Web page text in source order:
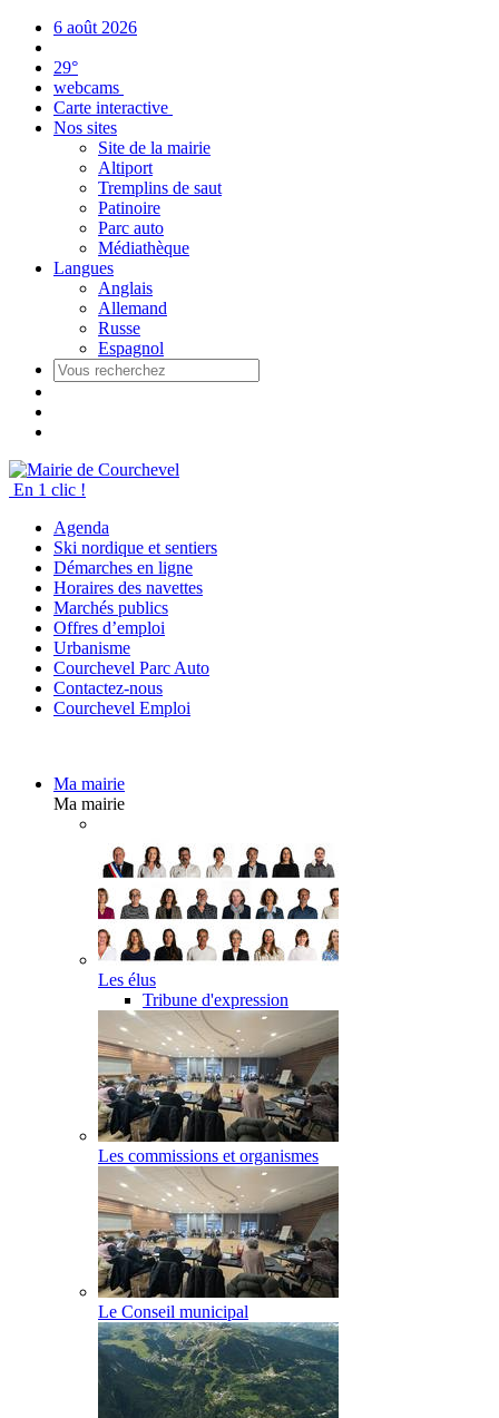
6 août 2026
29°
webcams
Carte interactive
Nos sites
Site de la mairie
Altiport
Tremplins de saut
Patinoire
Parc auto
Médiathèque
Langues
Anglais
Allemand
Russe
Espagnol
En 1 clic !
Agenda
Ski nordique et sentiers
Démarches en ligne
Horaires des navettes
Marchés publics
Offres d’emploi
Urbanisme
Courchevel Parc Auto
Contactez-nous
Courchevel Emploi
Ma mairie
Ma mairie
Les élus
Tribune d'expression
Les commissions et organismes
Le Conseil municipal